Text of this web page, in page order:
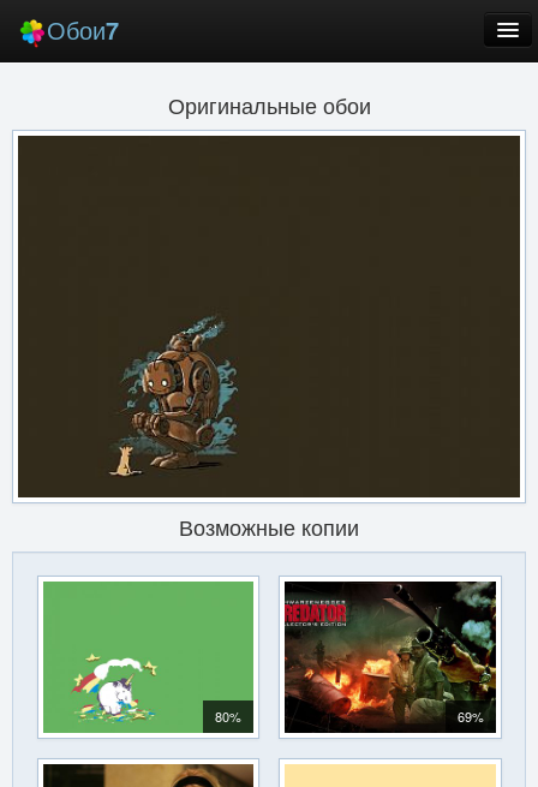
Обои7
Лучшие
Оригинальные обои
Возможные копии
80% 69%